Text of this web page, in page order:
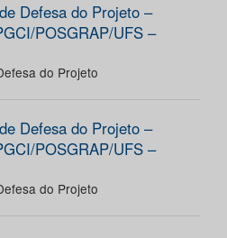
Defesa do Projeto –
POSGRAP/UFS –
do Projeto
Defesa do Projeto –
POSGRAP/UFS –
do Projeto